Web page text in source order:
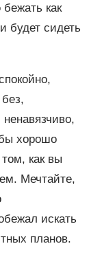
как
будет сидеть
хорошо
как вы
Мечтайте,
искать
планов.